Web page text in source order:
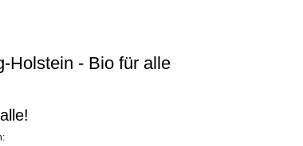
Holstein - Bio für alle